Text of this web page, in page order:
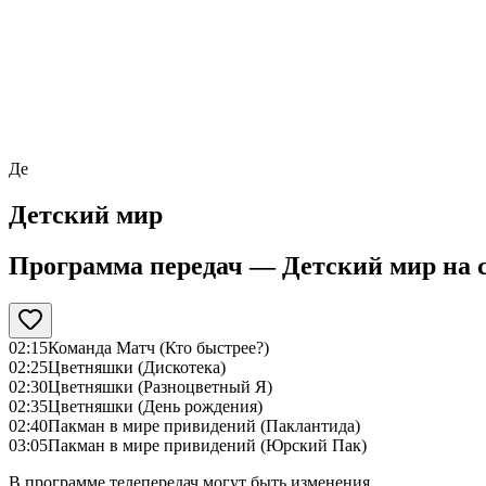
Де
Детский мир
Программа передач — Детский мир на
02:15Команда Матч (Кто быстрее?)
02:25Цветняшки (Дискотека)
02:30Цветняшки (Разноцветный Я)
02:35Цветняшки (День рождения)
02:40Пакман в мире привидений (Паклантида)
03:05Пакман в мире привидений (Юрский Пак)
В программе телепередач могут быть изменения.